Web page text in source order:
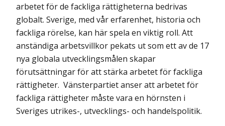
arbetet för de fackliga rättigheterna bedrivas
globalt. Sverige, med vår erfarenhet, historia och
fackliga rörelse, kan här spela en viktig roll. Att
anständiga arbetsvillkor pekats ut som ett av de 17
nya globala utvecklingsmålen skapar
förutsättningar för att stärka arbetet för fackliga
rättigheter. Vänsterpartiet anser att arbetet för
fackliga rättigheter måste vara en hörnsten i
Sveriges utrikes-, utvecklings- och handelspolitik.